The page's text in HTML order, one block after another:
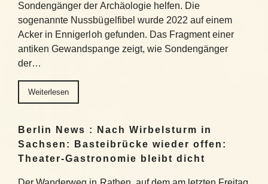
Sondengänger der Archäologie helfen. Die
sogenannte Nussbügelfibel wurde 2022 auf einem
Acker in Ennigerloh gefunden. Das Fragment einer
antiken Gewandspange zeigt, wie Sondengänger
der…
Weiterlesen
Berlin News : Nach Wirbelsturm in
Sachsen: Basteibrücke wieder offen:
Theater-Gastronomie bleibt dicht